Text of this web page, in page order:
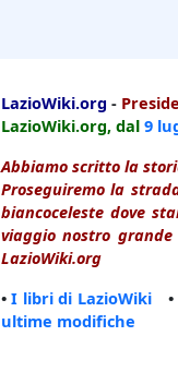
LazioWiki.org -
LazioWiki.org, dal 9
Abbiamo scritto la
Proseguiremo la
biancoceleste dove
viaggio nostro
LazioWiki.org
•I libri di LazioWiki•
ultime modifiche